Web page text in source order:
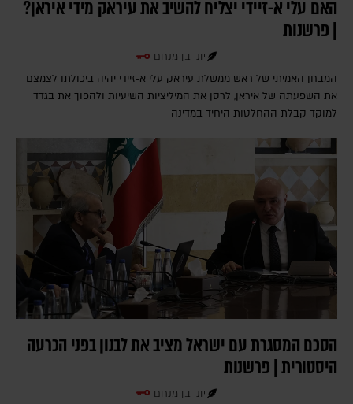
האם עלי א-זיידי יצליח להשיב את עיראק מידי איראן?
| פרשנות
יוני בן מנחם
המבחן האמיתי של ראש ממשלת עיראק עלי א-זיידי יהיה ביכולתו לצמצם
את השפעתה של איראן, לרסן את המיליציות השיעיות ולהפוך את בגדד
למוקד קבלת ההחלטות היחיד במדינה
הסכם המסגרת עם ישראל מציב את לבנון בפני הכרעה
היסטורית | פרשנות
יוני בן מנחם